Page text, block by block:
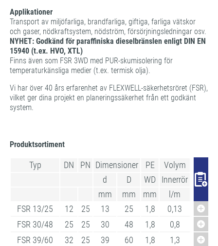
Applikationer
Transport av miljöfarliga, brandfarliga, giftiga, farliga vätskor
och gaser, nödkraftsystem, nödström, försörjningsledningar osv.
NYHET: Godkänd för paraffiniska dieselbränslen enligt DIN EN
15940 (t.ex. HVO, XTL)
Finns även som FSR 3WD med PUR-skumisolering för
temperaturkänsliga medier (t.ex. termisk olja).
Vi har över 40 års erfarenhet av FLEXWELL-säkerhetsröret (FSR),
vilket ger dina projekt en planeringssäkerhet från ett godkänt
system.
Produktsortiment
Typ DN PN Dimensioner PE
Volym
d
D WD Innerrör
Kontr.
mm
mm mm l/m
FSR 13/25
12 25 13 25 1,8 0,13
0,12
FSR 30/48
25 25 30 48 1,8 0,8
0,38
FSR 39/60
32 25 39 60 1,8 1,3
0,41